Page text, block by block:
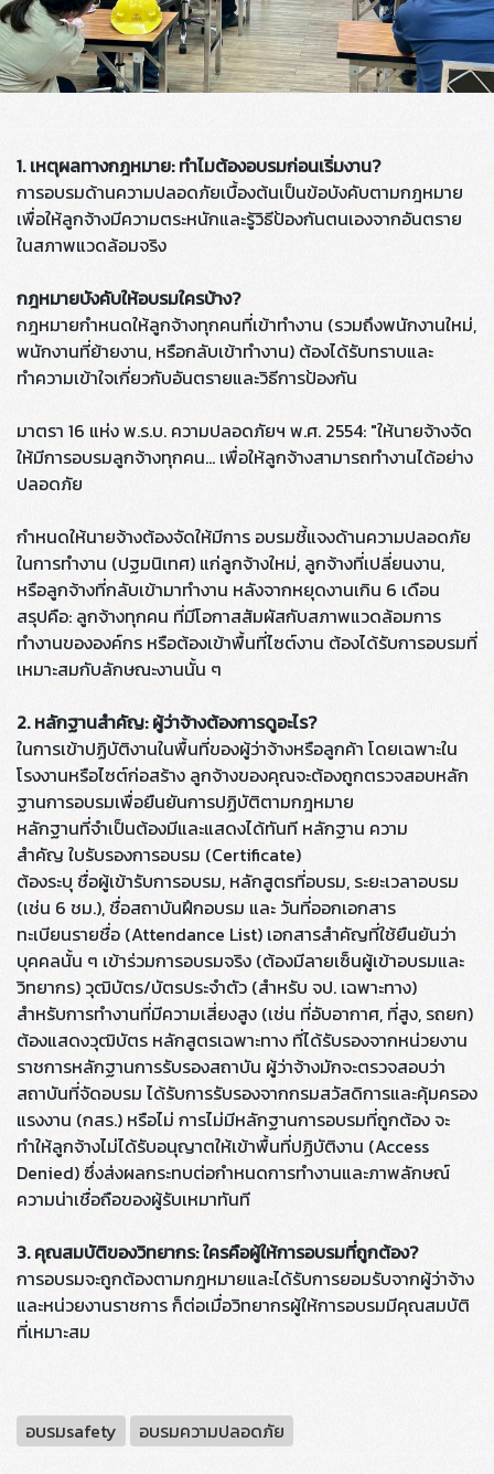
1. เหตุผลทางกฎหมาย: ทำไมต้องอบรมก่อนเริ่มงาน?
การอบรมด้านความปลอดภัยเบื้องต้นเป็นข้อบังคับตามกฎหมาย
เพื่อให้ลูกจ้างมีความตระหนักและรู้วิธีป้องกันตนเองจากอันตราย
ในสภาพแวดล้อมจริง
กฎหมายบังคับให้อบรมใครบ้าง?
กฎหมายกำหนดให้ลูกจ้างทุกคนที่เข้าทำงาน (รวมถึงพนักงานใหม่,
พนักงานที่ย้ายงาน, หรือกลับเข้าทำงาน) ต้องได้รับทราบและ
ทำความเข้าใจเกี่ยวกับอันตรายและวิธีการป้องกัน
มาตรา 16 แห่ง พ.ร.บ. ความปลอดภัยฯ พ.ศ. 2554: "ให้นายจ้างจัด
ให้มีการอบรมลูกจ้างทุกคน... เพื่อให้ลูกจ้างสามารถทำงานได้อย่าง
ปลอดภัย
กำหนดให้นายจ้างต้องจัดให้มีการ อบรมชี้แจงด้านความปลอดภัย
ในการทำงาน (ปฐมนิเทศ) แก่ลูกจ้างใหม่, ลูกจ้างที่เปลี่ยนงาน,
หรือลูกจ้างที่กลับเข้ามาทำงาน หลังจากหยุดงานเกิน 6 เดือน
สรุปคือ: ลูกจ้างทุกคน ที่มีโอกาสสัมผัสกับสภาพแวดล้อมการ
ทำงานขององค์กร หรือต้องเข้าพื้นที่ไซต์งาน ต้องได้รับการอบรมที่
เหมาะสมกับลักษณะงานนั้น ๆ
2. หลักฐานสำคัญ: ผู้ว่าจ้างต้องการดูอะไร?
ในการเข้าปฏิบัติงานในพื้นที่ของผู้ว่าจ้างหรือลูกค้า โดยเฉพาะใน
โรงงานหรือไซต์ก่อสร้าง ลูกจ้างของคุณจะต้องถูกตรวจสอบหลัก
ฐานการอบรมเพื่อยืนยันการปฏิบัติตามกฎหมาย
หลักฐานที่จำเป็นต้องมีและแสดงได้ทันที หลักฐาน ความ
สำคัญ ใบรับรองการอบรม (Certificate)
ต้องระบุ ชื่อผู้เข้ารับการอบรม, หลักสูตรที่อบรม, ระยะเวลาอบรม
(เช่น 6 ชม.), ชื่อสถาบันฝึกอบรม และ วันที่ออกเอกสาร
ทะเบียนรายชื่อ (Attendance List) เอกสารสำคัญที่ใช้ยืนยันว่า
บุคคลนั้น ๆ เข้าร่วมการอบรมจริง (ต้องมีลายเซ็นผู้เข้าอบรมและ
วิทยากร) วุฒิบัตร/บัตรประจำตัว (สำหรับ จป. เฉพาะทาง)
สำหรับการทำงานที่มีความเสี่ยงสูง (เช่น ที่อับอากาศ, ที่สูง, รถยก)
ต้องแสดงวุฒิบัตร หลักสูตรเฉพาะทาง ที่ได้รับรองจากหน่วยงาน
ราชการหลักฐานการรับรองสถาบัน ผู้ว่าจ้างมักจะตรวจสอบว่า
สถาบันที่จัดอบรม ได้รับการรับรองจากกรมสวัสดิการและคุ้มครอง
แรงงาน (กสร.) หรือไม่ การไม่มีหลักฐานการอบรมที่ถูกต้อง จะ
ทำให้ลูกจ้างไม่ได้รับอนุญาตให้เข้าพื้นที่ปฏิบัติงาน (Access
Denied) ซึ่งส่งผลกระทบต่อกำหนดการทำงานและภาพลักษณ์
ความน่าเชื่อถือของผู้รับเหมาทันที
3. คุณสมบัติของวิทยากร: ใครคือผู้ให้การอบรมที่ถูกต้อง?
การอบรมจะถูกต้องตามกฎหมายและได้รับการยอมรับจากผู้ว่าจ้าง
และหน่วยงานราชการ ก็ต่อเมื่อวิทยากรผู้ให้การอบรมมีคุณสมบัติ
ที่เหมาะสม
อบรมsafety อบรมความปลอดภัย